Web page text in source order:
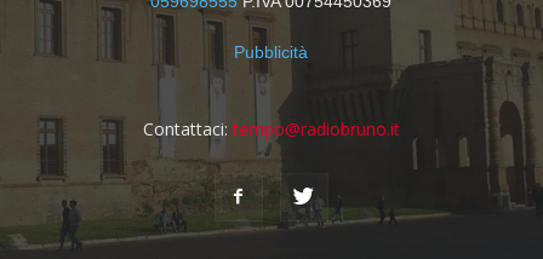
Pubblicità
Contattaci: tempo@radiobruno.it